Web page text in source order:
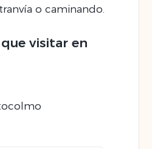
o caminando.
visitar en